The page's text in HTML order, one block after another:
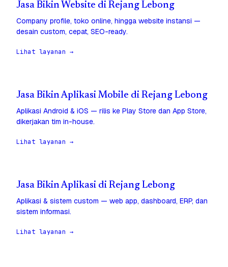
Jasa Bikin Website di Rejang Lebong
Company profile, toko online, hingga website instansi —
desain custom, cepat, SEO-ready.
Lihat layanan →
Jasa Bikin Aplikasi Mobile di Rejang Lebong
Aplikasi Android & iOS — rilis ke Play Store dan App Store,
dikerjakan tim in-house.
Lihat layanan →
Jasa Bikin Aplikasi di Rejang Lebong
Aplikasi & sistem custom — web app, dashboard, ERP, dan
sistem informasi.
Lihat layanan →